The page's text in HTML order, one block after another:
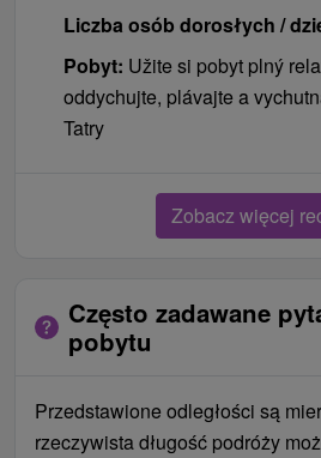
Liczba osób dorosłych /
Pobyt: Užite si pobyt plný
oddychujte, plávajte a
Tatry
Zobacz więcej
Często zadawane
pobytu
Przedstawione odległości są
rzeczywista długość podróży